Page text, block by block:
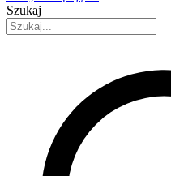
Szukaj